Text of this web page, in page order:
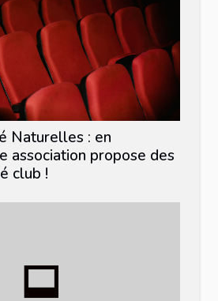
Naturelles : en
association propose des
club !